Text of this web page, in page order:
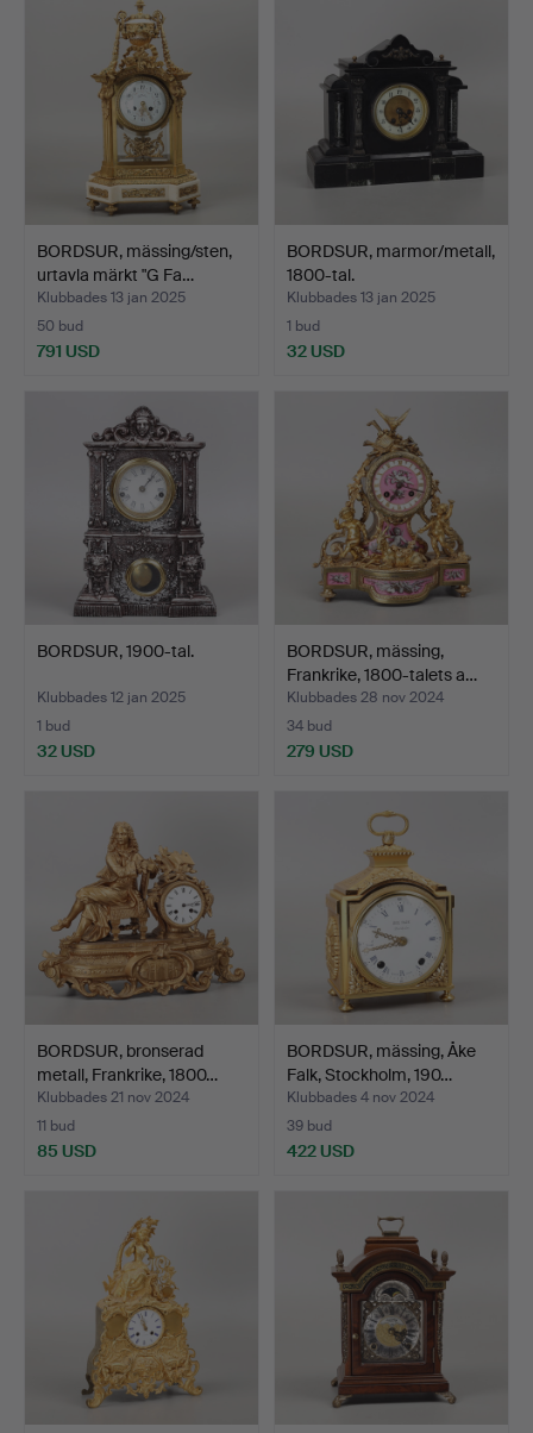
BORDSUR, mässing/sten,
urtavla märkt "G Fa…
Klubbades 13 jan 2025
50 bud
791 USD
BORDSUR, marmor/metall,
1800-tal.
Klubbades 13 jan 2025
1 bud
32 USD
BORDSUR, 1900-tal.
Klubbades 12 jan 2025
1 bud
32 USD
BORDSUR, mässing,
Frankrike, 1800-talets a…
Klubbades 28 nov 2024
34 bud
279 USD
BORDSUR, bronserad
metall, Frankrike, 1800…
Klubbades 21 nov 2024
11 bud
85 USD
BORDSUR, mässing, Åke
Falk, Stockholm, 190…
Klubbades 4 nov 2024
39 bud
422 USD